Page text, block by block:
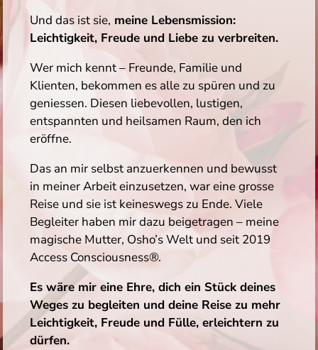
Und das ist sie, meine Lebensmission:
Leichtigkeit, Freude und Liebe zu verbreiten.
Wer mich kennt – Freunde, Familie und
Klienten, bekommen es alle zu spüren und zu
geniessen. Diesen liebevollen, lustigen,
entspannten und heilsamen Raum, den ich
eröffne.
Das an mir selbst anzuerkennen und bewusst
in meiner Arbeit einzusetzen, war eine grosse
Reise und sie ist keineswegs zu Ende. Viele
Begleiter haben mir dazu beigetragen – meine
magische Mutter, Osho’s Welt und seit 2019
Access Consciousness®.
Es wäre mir eine Ehre, dich ein Stück deines
Weges zu begleiten und deine Reise zu mehr
Leichtigkeit, Freude und Fülle, erleichtern zu
dürfen.